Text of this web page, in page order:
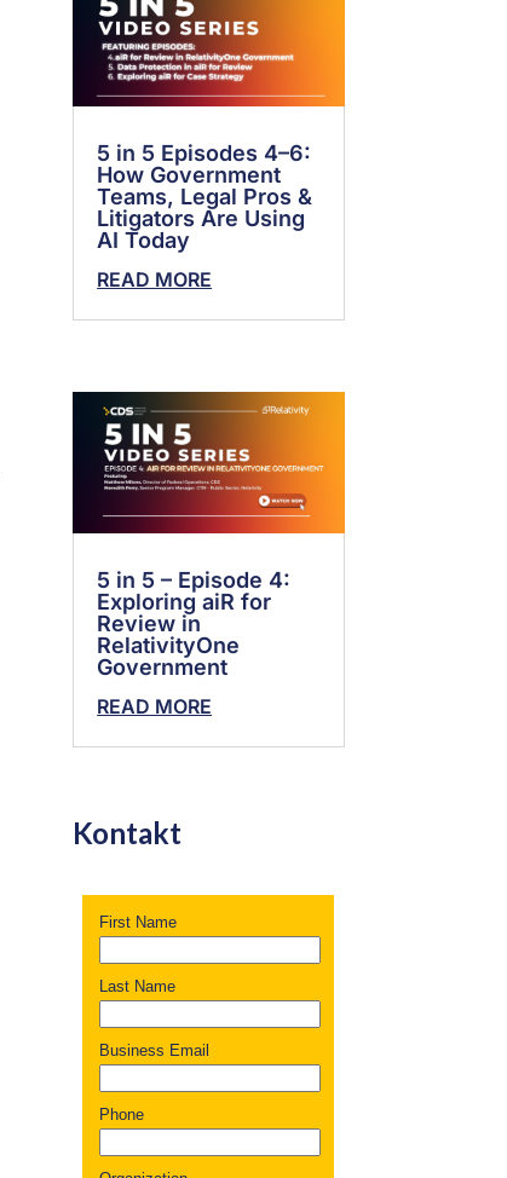
5 in 5 Episodes 4–6:
How Government
Teams, Legal Pros &
Litigators Are Using
AI Today
READ MORE
5 in 5 – Episode 4:
Exploring aiR for
Review in
RelativityOne
Government
READ MORE
Kontakt